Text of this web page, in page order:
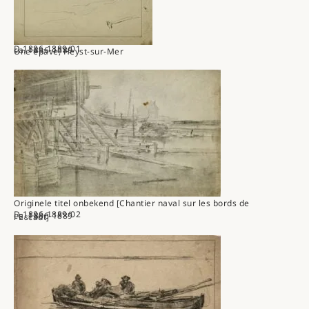
Une épave, Heyst-sur-Mer
ca. 1886-1889
D.1886-1889/01
Originele titel onbekend [Chantier naval sur les bords de
l'Escaut]
ca. 1886-1889
D.1886-1889/02